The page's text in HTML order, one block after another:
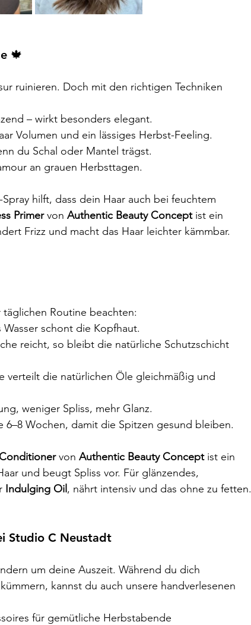
🍁
ruinieren. Doch mit den richtigen Techniken
– wirkt besonders elegant.
Volumen und ein lässiges Herbst-Feeling.
du Schal oder Mantel trägst.
an grauen Herbsttagen.
hilft, dass dein Haar auch bei feuchtem
Primer von Authentic Beauty Concept ist ein
Frizz und macht das Haar leichter kämmbar.
Routine beachten:
schont die Kopfhaut.
reicht, so bleibt die natürliche Schutzschicht
verteilt die natürlichen Öle gleichmäßig und
weniger Spliss, mehr Glanz.
6–8 Wochen, damit die Spitzen gesund bleiben.
von Authentic Beauty Concept ist ein
und beugt Spliss vor. Für glänzendes,
Indulging Oil , nährt intensiv und das ohne zu fetten.
Studio C Neustadt
um deine Auszeit. Während du dich
kannst du auch unsere handverlesenen
für gemütliche Herbstabende